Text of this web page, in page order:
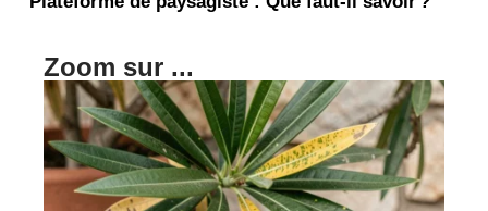
Zoom sur ...